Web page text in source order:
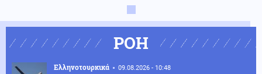
ΡΟΗ
Ελληνοτουρκικά 09.08.2026 - 10:48